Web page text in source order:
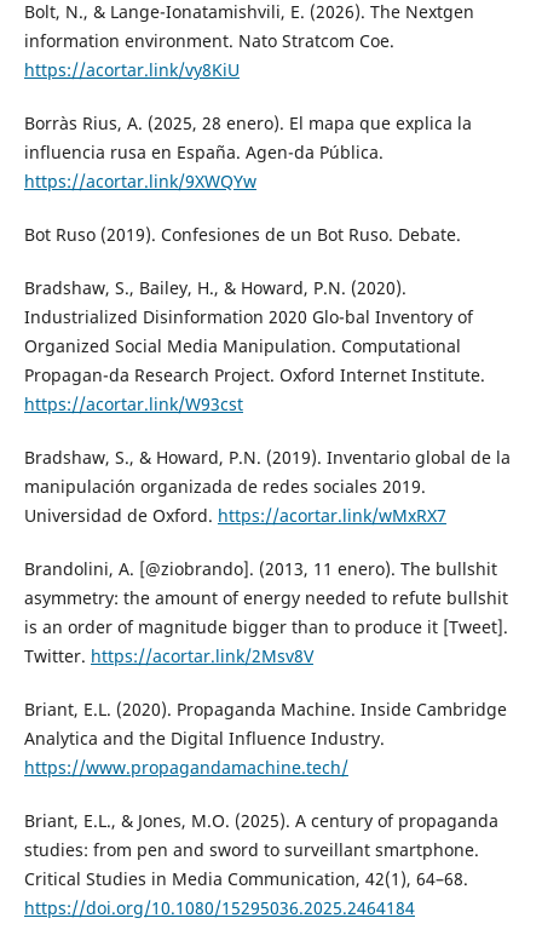
Bolt, N., & Lange-Ionatamishvili, E. (2026). The Nextgen
information environment. Nato Stratcom Coe.
https://acortar.link/vy8KiU
Borràs Rius, A. (2025, 28 enero). El mapa que explica la
influencia rusa en España. Agen-da Pública.
https://acortar.link/9XWQYw
Bot Ruso (2019). Confesiones de un Bot Ruso. Debate.
Bradshaw, S., Bailey, H., & Howard, P.N. (2020).
Industrialized Disinformation 2020 Glo-bal Inventory of
Organized Social Media Manipulation. Computational
Propagan-da Research Project. Oxford Internet Institute.
https://acortar.link/W93cst
Bradshaw, S., & Howard, P.N. (2019). Inventario global de la
manipulación organizada de redes sociales 2019.
Universidad de Oxford. https://acortar.link/wMxRX7
Brandolini, A. [@ziobrando]. (2013, 11 enero). The bullshit
asymmetry: the amount of energy needed to refute bullshit
is an order of magnitude bigger than to produce it [Tweet].
Twitter. https://acortar.link/2Msv8V
Briant, E.L. (2020). Propaganda Machine. Inside Cambridge
Analytica and the Digital Influence Industry.
https://www.propagandamachine.tech/
Briant, E.L., & Jones, M.O. (2025). A century of propaganda
studies: from pen and sword to surveillant smartphone.
Critical Studies in Media Communication, 42(1), 64–68.
https://doi.org/10.1080/15295036.2025.2464184